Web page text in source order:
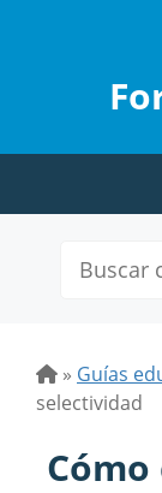
» Guías
selectividad